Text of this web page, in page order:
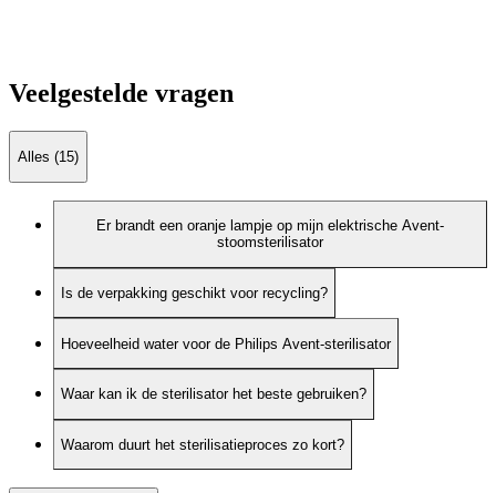
Veelgestelde vragen
Alles (15)
Er brandt een oranje lampje op mijn elektrische Avent-
stoomsterilisator
Is de verpakking geschikt voor recycling?
Hoeveelheid water voor de Philips Avent-sterilisator
Waar kan ik de sterilisator het beste gebruiken?
Waarom duurt het sterilisatieproces zo kort?